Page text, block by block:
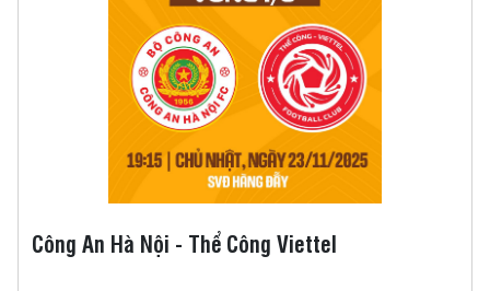
Công An Hà Nội - Thể Công Viettel